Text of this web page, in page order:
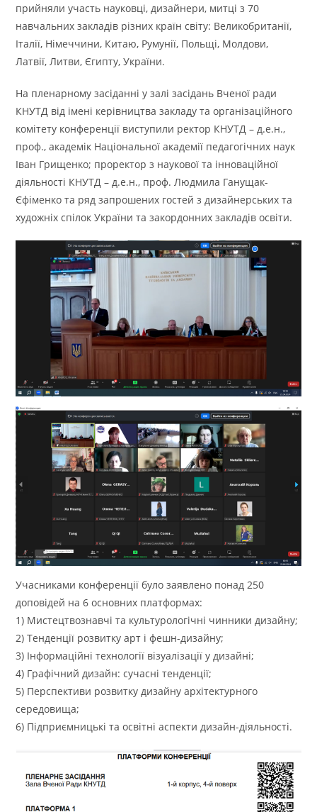
прийняли участь науковці, дизайнери, митці з 70
навчальних закладів різних країн світу: Великобританії,
Італії, Німеччини, Китаю, Румунії, Польщі, Молдови,
Латвії, Литви, Єгипту, України.
На пленарному засіданні у залі засідань Вченої ради
КНУТД від імені керівництва закладу та організаційного
комітету конференції виступили ректор КНУТД – д.e.н.,
проф., академік Національної академії педагогічних наук
Іван Грищенко; проректор з наукової та інноваційної
діяльності КНУТД – д.е.н., проф. Людмила Ганущак-
Єфіменко та ряд запрошених гостей з дизайнерських та
художніх спілок України та закордонних закладів освіти.
Учасниками конференції було заявлено понад 250
доповідей на 6 основних платформах:
1) Мистецтвознавчі та культурологічні чинники дизайну;
2) Тенденції розвитку арт і фешн-дизайну;
3) Інформаційні технології візуалізації у дизайні;
4) Графічний дизайн: сучасні тенденції;
5) Перспективи розвитку дизайну архітектурного
середовища;
6) Підприємницькі та освітні аспекти дизайн-діяльності.